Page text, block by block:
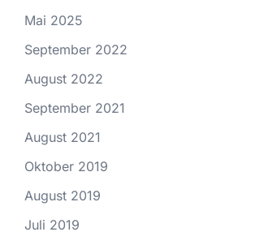
Mai 2025
September 2022
August 2022
September 2021
August 2021
Oktober 2019
August 2019
Juli 2019